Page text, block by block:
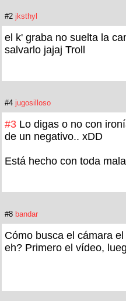
#2 jksthyl
el k' graba no suelta la
salvarlo jajaj Troll
#4 jugosilloso
#3 Lo digas o no con
de un negativo.. xDD
Está hecho con toda
#8 bandar
Cómo busca el cámara
eh? Primero el vídeo,